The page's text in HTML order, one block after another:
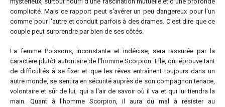
complicité. Mais ce rapport peut s'avérer un peu dangereux pour l'un
comme pour l'autre et conduit parfois à des drames. C'est dire que ce
couple peut surprendre par bien de ses côtés.
La femme Poissons, inconstante et indécise, sera rassurée par la
caractère plutôt autoritaire de l'homme Scorpion. Elle, qui éprouve tant
de difficultés à se fixer et que les rêves entraînent toujours dans un
autre monde, se sentira en sécurité auprès de son compagnon tenace,
volontaire et sûr de lui, qui a l'air de savoir où il va et qui lui tiendra la
main. Quant à l'homme Scorpion, il aura du mal à résister au